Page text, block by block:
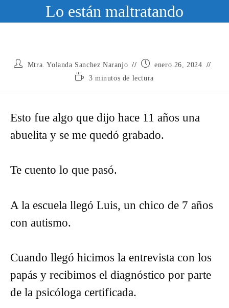
Lo están maltratando
AutorMtra. Yolanda Sanchez Naranjo
Publicación
la
enero 26, 2024
Tiempo3 minutos de lectura
Esto fue algo que dijo hace 11 años una
abuelita y se me quedó grabado.
Te cuento lo que pasó.
A la escuela llegó Luis, un chico de 7 años
con autismo.
Cuando llegó hicimos la entrevista con los
papás y recibimos el diagnóstico por parte
de la psicóloga certificada.